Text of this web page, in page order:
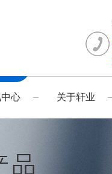
心 关于轩业